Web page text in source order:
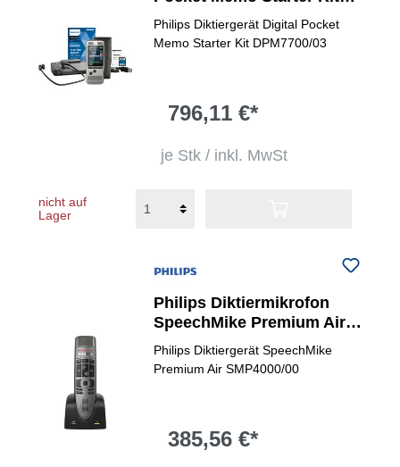
DPM 7700/03
Philips Diktiergerät Digital Pocket
Memo Starter Kit DPM7700/03
796,11 €*
je Stk / inkl. MwSt
nicht auf
Lager
Philips Diktiermikrofon
SpeechMike Premium Air
SMP4000
Philips Diktiergerät SpeechMike
Premium Air SMP4000/00
385,56 €*